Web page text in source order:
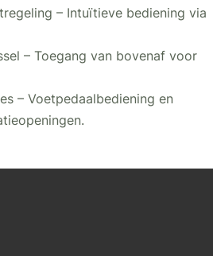
– Intuïtieve bediening via
– Toegang van bovenaf voor
– Voetpedaalbediening en